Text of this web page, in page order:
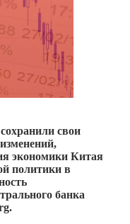
свои
экономики Китая
политики в
банка